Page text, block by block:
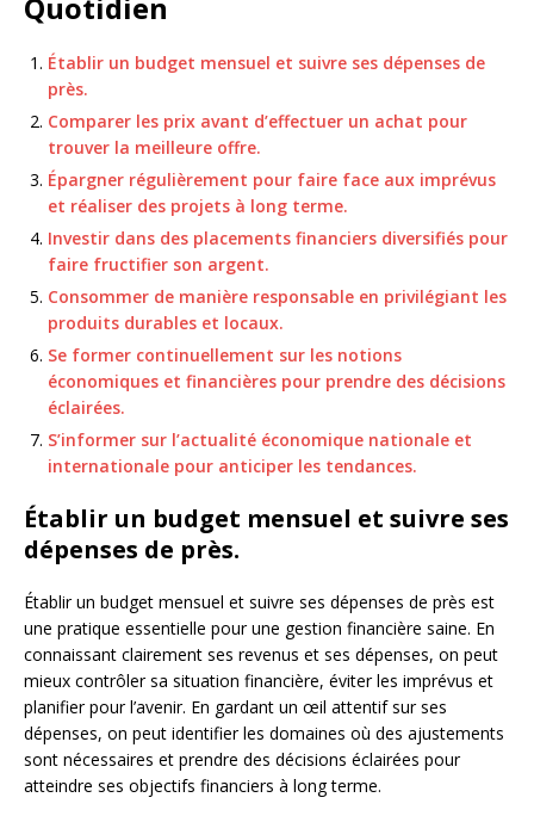
Établir un budget mensuel et suivre ses dépenses de
près.
Comparer les prix avant d’effectuer un achat pour
trouver la meilleure offre.
Épargner régulièrement pour faire face aux imprévus
et réaliser des projets à long terme.
Investir dans des placements financiers diversifiés pour
faire fructifier son argent.
Consommer de manière responsable en privilégiant les
produits durables et locaux.
Se former continuellement sur les notions
économiques et financières pour prendre des décisions
éclairées.
S’informer sur l’actualité économique nationale et
internationale pour anticiper les tendances.
Établir un budget mensuel et suivre ses
dépenses de près.
Établir un budget mensuel et suivre ses dépenses de près est
une pratique essentielle pour une gestion financière saine. En
connaissant clairement ses revenus et ses dépenses, on peut
mieux contrôler sa situation financière, éviter les imprévus et
planifier pour l’avenir. En gardant un œil attentif sur ses
dépenses, on peut identifier les domaines où des ajustements
sont nécessaires et prendre des décisions éclairées pour
atteindre ses objectifs financiers à long terme.